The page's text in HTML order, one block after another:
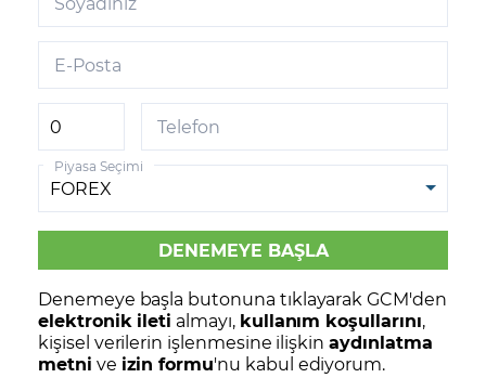
E-Posta
Telefon
Piyasa Seçimi
Denemeye başla butonuna tıklayarak GCM'den
elektronik ileti almayı, kullanım koşullarını,
kişisel verilerin işlenmesine ilişkinaydınlatma
metni ve izin formu'nu kabul ediyorum.